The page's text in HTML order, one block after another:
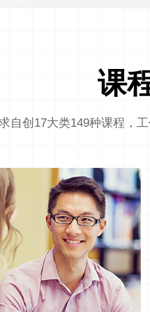
课
自创17大类149种课程，